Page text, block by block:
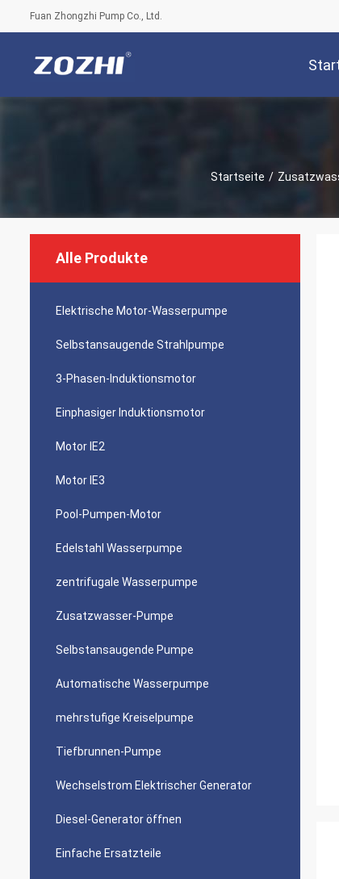
Fuan Zhongzhi Pump Co., Ltd.
Startseite /
Alle Produkte
Elektrische Motor-Wasserpumpe
Selbstansaugende Strahlpumpe
3-Phasen-Induktionsmotor
Einphasiger Induktionsmotor
Motor IE2
Motor IE3
Pool-Pumpen-Motor
Edelstahl Wasserpumpe
zentrifugale Wasserpumpe
Zusatzwasser-Pumpe
Selbstansaugende Pumpe
Automatische Wasserpumpe
mehrstufige Kreiselpumpe
Tiefbrunnen-Pumpe
Wechselstrom Elektrischer Generator
Diesel-Generator öffnen
Einfache Ersatzteile